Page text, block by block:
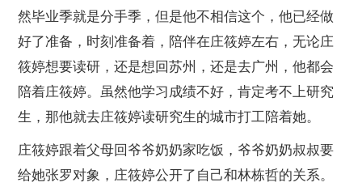
然毕业季就是分手季，但是他不相信这个，他已经做
好了准备，时刻准备着，陪伴在庄筱婷左右，无论庄
筱婷想要读研，还是想回苏州，还是去广州，他都会
陪着庄筱婷。虽然他学习成绩不好，肯定考不上研究
生，那他就去庄筱婷读研究生的城市打工陪着她。
庄筱婷跟着父母回爷爷奶奶家吃饭，爷爷奶奶叔叔要
给她张罗对象，庄筱婷公开了自己和林栋哲的关系。